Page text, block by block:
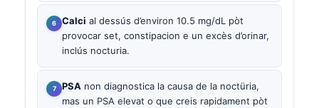
Calci al dessús d’environ 10.5 mg/dL pòt
provocar set, constipacion e un excès d’orinar,
inclús nocturia.
PSA non diagnostica la causa de la noctüria,
mas un PSA elevat o que creis rapidament pòt